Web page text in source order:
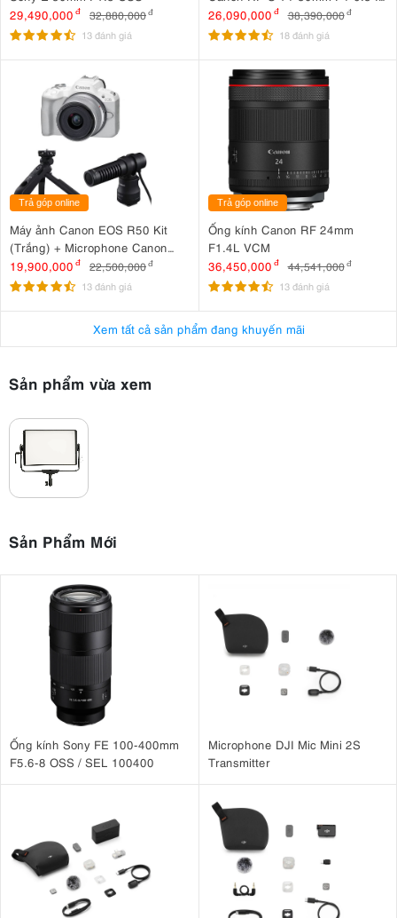
29,490,000 đ 32,880,000đ
13 đánh giá
STM PZ + DJI RS 4 Mini
26,090,000 đ 38,390,000 đ
18 đánh giá
Trả góp online
Máy ảnh Canon EOS R50 Kit
(Trắng) + Microphone Canon
DM-E100 + Báng tay cầm Canon
HG-100TBR
19,900,000 đ 22,500,000đ
13 đánh giá
Trả góp online
Ống kính Canon RF 24mm
F1.4L VCM
36,450,000 đ 44,541,000 đ
13 đánh giá
Xem tất cả sản phẩm đang khuyến mãi
Sản phẩm vừa xem
Sản Phẩm Mới
Ống kính Sony FE 100-400mm
F5.6-8 OSS / SEL 100400
Microphone DJI Mic Mini 2S
Transmitter